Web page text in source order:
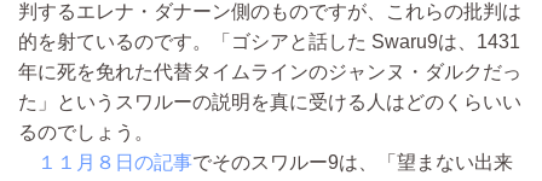
判するエレナ・ダナーン側のものですが、これらの批判は
的を射ているのです。「ゴシアと話した Swaru9は、1431
年に死を免れた代替タイムラインのジャンヌ・ダルクだっ
た」というスワルーの説明を真に受ける人はどのくらいい
るのでしょう。
１１月８日の記事でそのスワルー9は、「望まない出来